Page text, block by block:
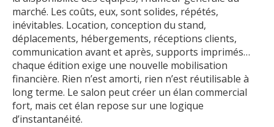
marché. Les coûts, eux, sont solides, répétés,
inévitables. Location, conception du stand,
déplacements, hébergements, réceptions clients,
communication avant et après, supports imprimés…
chaque édition exige une nouvelle mobilisation
financière. Rien n’est amorti, rien n’est réutilisable à
long terme. Le salon peut créer un élan commercial
fort, mais cet élan repose sur une logique
d’instantanéité.